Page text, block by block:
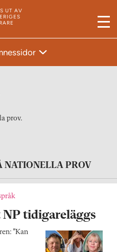
UT AV
M
prov.
NATIONELLA PROV
tidigareläggs
”Kan